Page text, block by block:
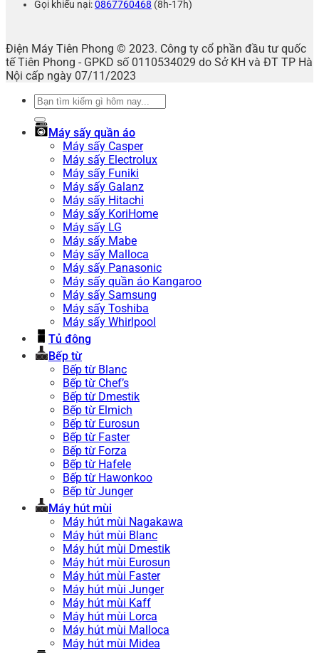
Gọi khiếu nại:0867760468 (8h-17h)
Điện Máy Tiên Phong © 2023. Công ty cổ phần đầu tư quốc
tế Tiên Phong - GPKD số 0110534029 do Sở KH và ĐT TP Hà
Nội cấp ngày 07/11/2023
Tìm
Máy sấy quần áo
Máy sấy Casper
Máy sấy Electrolux
Máy sấy Funiki
Máy sấy Galanz
Máy sấy Hitachi
Máy sấy KoriHome
Máy sấy LG
Máy sấy Mabe
Máy sấy Malloca
Máy sấy Panasonic
Máy sấy quần áo Kangaroo
Máy sấy Samsung
Máy sấy Toshiba
Máy sấy Whirlpool
Tủ đông
Bếp từ
Bếp từ Blanc
Bếp từ Chef’s
Bếp từ Dmestik
Bếp từ Elmich
Bếp từ Eurosun
Bếp từ Faster
Bếp từ Forza
Bếp từ Hafele
Bếp từ Hawonkoo
Bếp từ Junger
Máy hút mùi
Máy hút mùi Nagakawa
Máy hút mùi Blanc
Máy hút mùi Dmestik
Máy hút mùi Eurosun
Máy hút mùi Faster
Máy hút mùi Junger
Máy hút mùi Kaff
Máy hút mùi Lorca
Máy hút mùi Malloca
Máy hút mùi Midea